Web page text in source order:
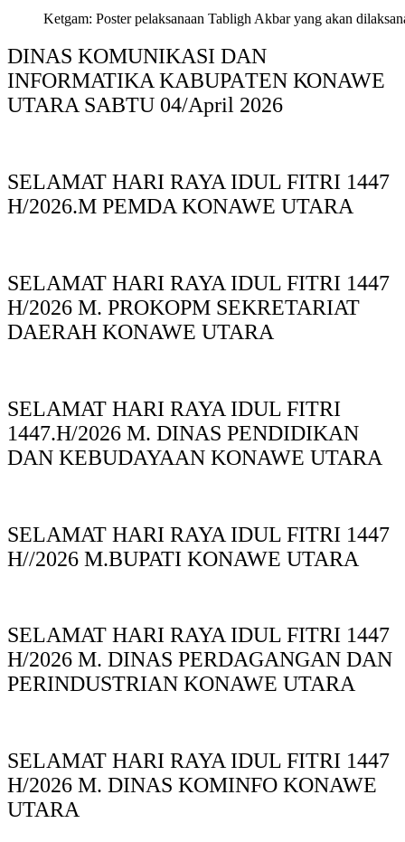
Ketgam: Poster pelaksanaan Tabligh Akbar yang akan
DINAS KOMUNIKASI DAN
INFORMATIKA KABUPAΤΕΝ ΚΟNAWE
UTARA SABTU 04/April 2026
SELAMAT HARI RAYA IDUL FITRI 1447
H/2026.M PEMDA KONAWE UTARA
SELAMAT HARI RAYA IDUL FITRI 1447
H/2026 M. PROKOPM SEKRETARIAT
DAERAH KONAWE UTARA
SELAMAT HARI RAYA IDUL FITRI
1447.H/2026 M. DINAS PENDIDIKAN
DAN KEBUDAYAAN KONAWE UTARA
SELAMAT HARI RAYA IDUL FITRI 1447
H//2026 M.BUPATI KONAWE UTARA
SELAMAT HARI RAYA IDUL FITRI 1447
H/2026 M. DINAS PERDAGANGAN DAN
PERINDUSTRIAN KONAWE UTARA
SELAMAT HARI RAYA IDUL FITRI 1447
H/2026 M. DINAS KOMINFO KONAWE
UTARA